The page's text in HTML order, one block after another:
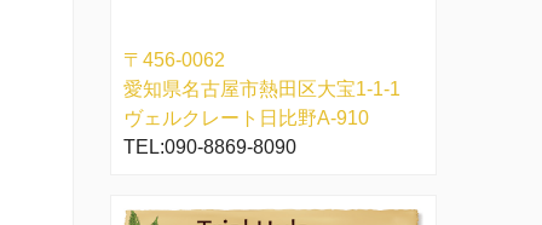
〒456-0062
愛知県名古屋市熱田区大宝1-1-1
ヴェルクレート日比野A-910
TEL:090-8869-8090